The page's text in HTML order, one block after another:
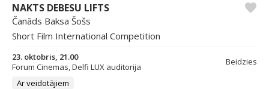
NAKTS DEBESU LIFTS
Čanāds Baksa Šošs
Short Film International Competition
23. oktobris, 21.00
Forum Cinemas, Delfi LUX auditorija
Beidzies
Ar veidotājiem